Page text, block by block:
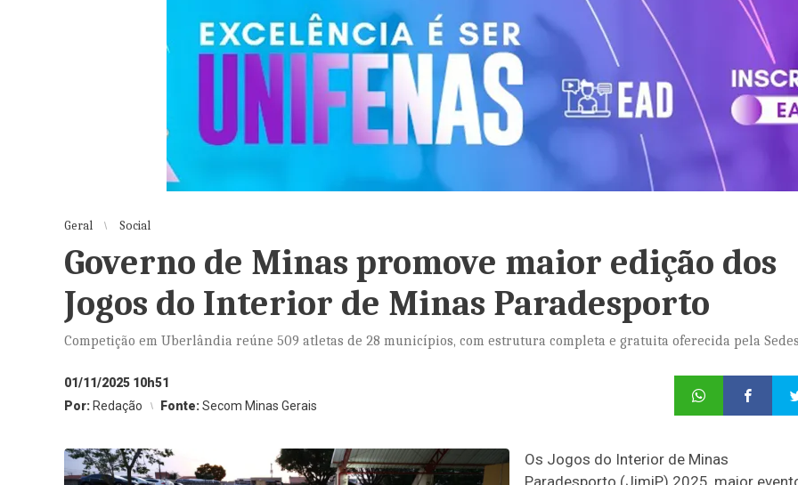
Geral Social
Governo de Minas promove maior edição dos
Jogos do Interior de Minas Paradesporto
Competição em Uberlândia reúne 509 atletas de 28 municípios, com estrutura completa e gratuita oferecida pela
01/11/2025 10h51
Por: Redação Fonte:Secom Minas Gerais
Os Jogos do Interior de Minas
Paradesporto (JimiP) 2025, maior